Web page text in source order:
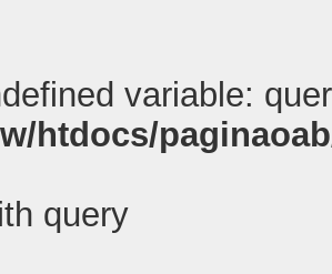
variable:
htdocs/
query